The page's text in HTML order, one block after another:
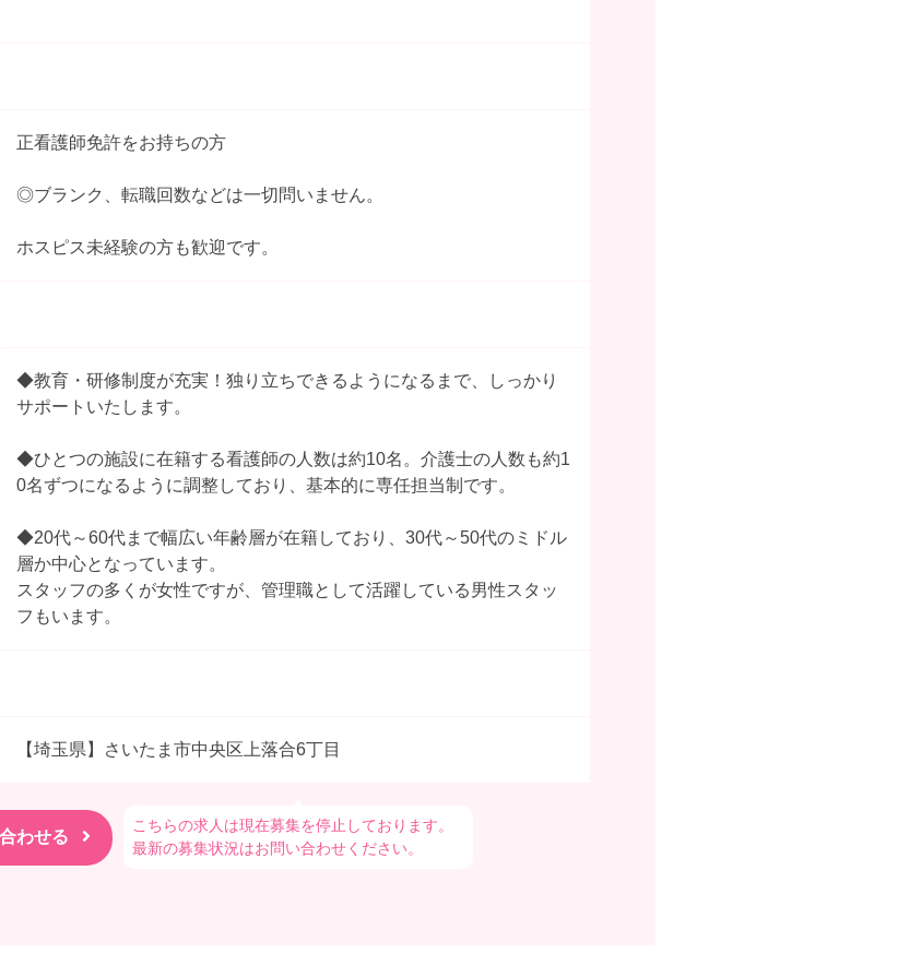
正看護師免許をお持ちの方
◎ブランク、転職回数などは一切問いません。
ホスピス未経験の方も歓迎です。
◆教育・研修制度が充実！独り立ちできるようになるまで、しっかり
サポートいたします。
◆ひとつの施設に在籍する看護師の人数は約10名。介護士の人数も約1
0名ずつになるように調整しており、基本的に専任担当制です。
◆20代～60代まで幅広い年齢層が在籍しており、30代～50代のミドル
層か中心となっています。
スタッフの多くが女性ですが、管理職として活躍している男性スタッ
フもいます。
【埼玉県】さいたま市中央区上落合6丁目
こちらの求人は現在募集を停止しております。
最新の募集状況はお問い合わせください。